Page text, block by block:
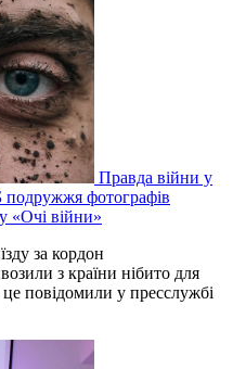
Правда війни у
подружжя фотографів
«Очі війни»
за кордон
з країни нібито для
повідомили у пресслужбі